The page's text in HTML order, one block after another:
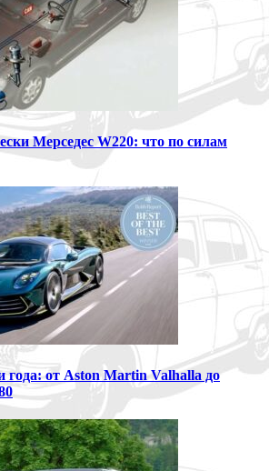
Мерседес W220: что по силам
от Aston Martin Valhalla до